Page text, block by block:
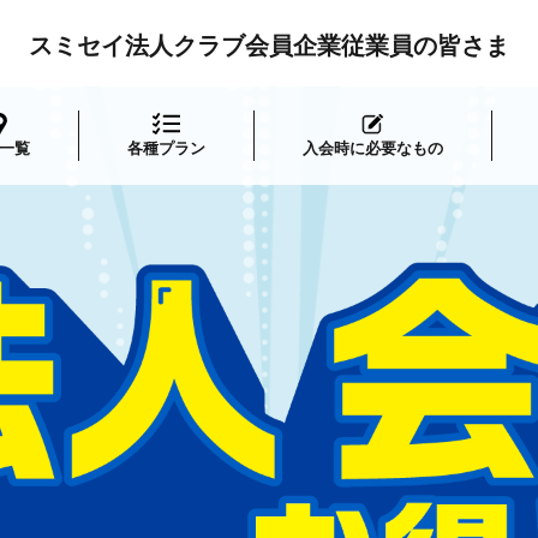
スミセイ法人クラブ会員企業従業員の皆さま
覧 各種プラン 入会時に必要なもの